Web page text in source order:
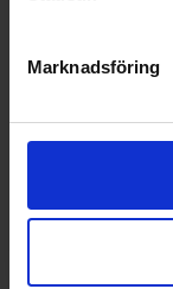
Marknadsföring